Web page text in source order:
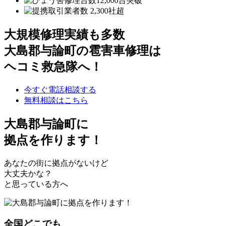
大規模修理実績も多数
大島郡与論町の雹害車修理は
ヘコミ救急隊へ！
今すぐ電話相談する
無料相談はこちら
大島郡与論町に
拠点を作ります！
あなたの街に拠点がないけど
大丈夫かな？
と思っている方へ
全国どこでも、